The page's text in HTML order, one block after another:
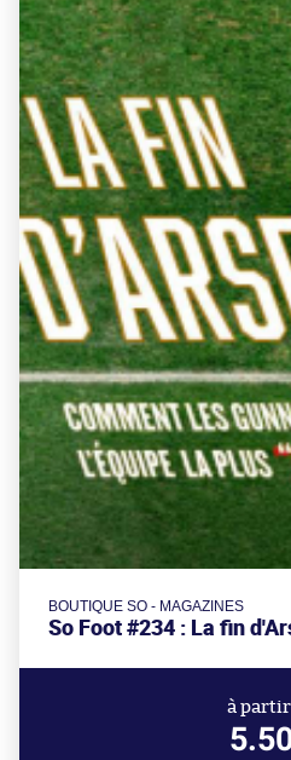
BOUTIQUE SO - MAGAZINES
So Foot #234 : La fin
à partir